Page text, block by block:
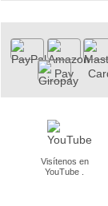
Visítenos en
YouTube .